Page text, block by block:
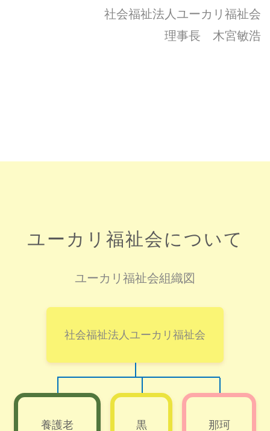
社会福祉法人ユーカリ福祉会
理事長 木宮敏浩
ユーカリ福祉会について
ユーカリ福祉会組織図
社会福祉法人ユーカリ福祉会
養護老 黒 那珂